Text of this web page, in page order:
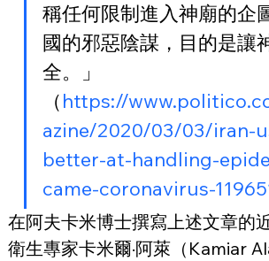
稱任何限制進入神廟的企
國的邪惡陰謀，目的是讓
全。」
（https://
azine/2020/03/03/iran-
better-at-handling-
came-coronavirus-119651
在阿夫卡米博士撰寫上述文章的
衛生專家卡米爾·阿萊（Kamiar